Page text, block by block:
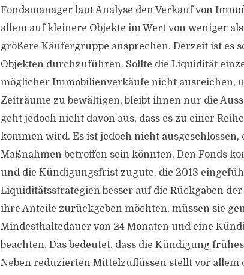
Fondsmanager laut Analyse den Verkauf von
allem auf kleinere Objekte im Wert von weniger
größere Käufergruppe ansprechen. Derzeit ist es
Objekten durchzuführen. Sollte die Liquidität
möglicher Immobilienverkäufe nicht ausreichen,
Zeiträume zu bewältigen, bleibt ihnen nur die
geht jedoch nicht davon aus, dass es zu einer
kommen wird. Es ist jedoch nicht ausgeschlossen,
Maßnahmen betroffen sein könnten. Den Fonds
und die Kündigungsfrist zugute, die 2013
Liquiditätsstrategien besser auf die Rückgaben
ihre Anteile zurückgeben möchten, müssen sie
Mindesthaltedauer von 24 Monaten und eine
beachten. Das bedeutet, dass die Kündigung
Neben reduzierten Mittelzuflüssen stellt vor